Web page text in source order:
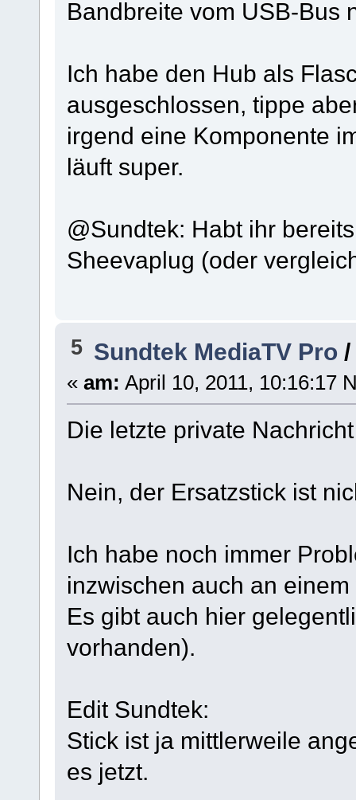
Bandbreite vom USB-Bus
Ich habe den Hub als
ausgeschlossen, tippe
irgend eine Komponente
läuft super.
@Sundtek: Habt ihr
Sheevaplug (oder
5 Sundtek MediaTV Pro
« am: April 10, 2011, 10:16:17
Die letzte private
Nein, der Ersatzstick ist
Ich habe noch immer
inzwischen auch an
Es gibt auch hier
vorhanden).
Edit Sundtek:
Stick ist ja mittlerweile
es jetzt.